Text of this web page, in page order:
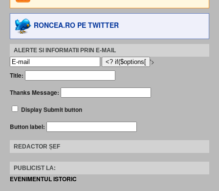
RONCEA.RO PE TWITTER
ALERTE SI INFORMATII PRIN E-MAIL
'>
Title:
Thanks Message:
Display Submit button
Button label:
REDACTOR ȘEF
PUBLICIST LA:
EVENIMENTUL ISTORIC